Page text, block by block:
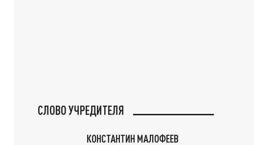
СЛОВО УЧРЕДИТЕЛЯ
КОНСТАНТИН МАЛОФЕЕВ